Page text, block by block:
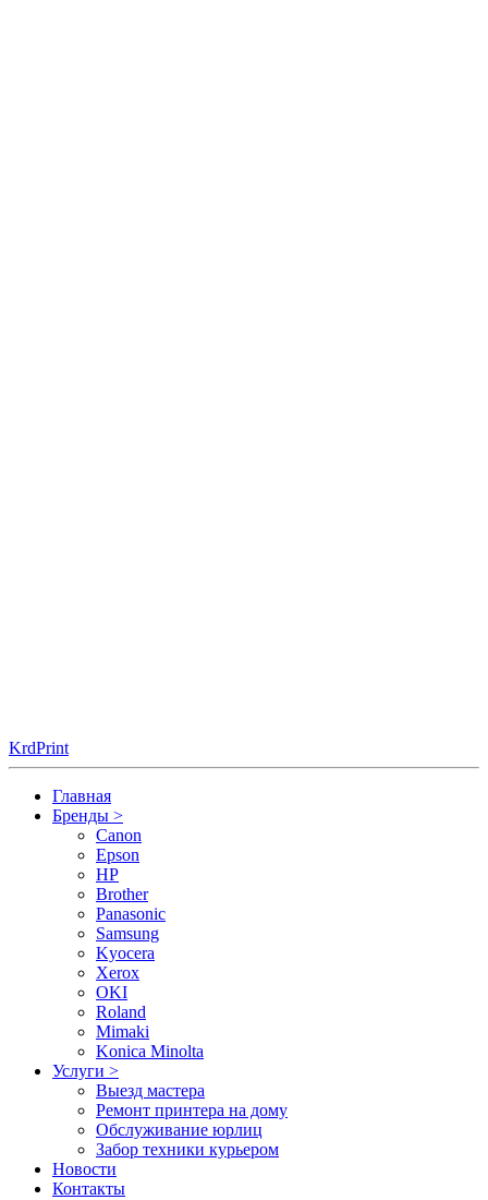
KrdPrint
Главная
Бренды >
Canon
Epson
HP
Brother
Panasonic
Samsung
Kyocera
Xerox
OKI
Roland
Mimaki
Konica Minolta
Услуги >
Выезд мастера
Ремонт принтера на дому
Обслуживание юрлиц
Забор техники курьером
Новости
Контакты